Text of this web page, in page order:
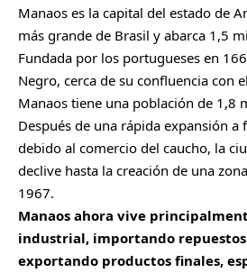
Manaos es la capital del estado de
más grande de Brasil y abarca 1,5
Fundada por los portugueses en
Negro, cerca de su confluencia con
Manaos tiene una población de 1,8
Después de una rápida expansión a
debido al comercio del caucho, la
declive hasta la creación de una
1967.
Manaos ahora vive
industrial, importando repuestos
exportando productos finales,